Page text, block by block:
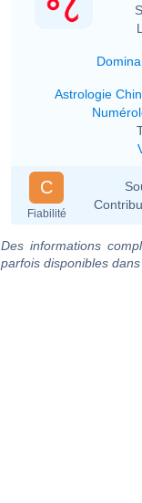
Astrologie
C
Fiabilité
Des informations
parfois disponibles